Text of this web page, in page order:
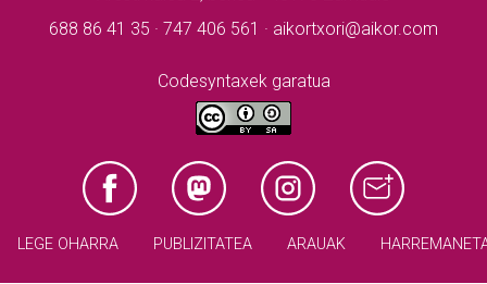
688 86 41 35 · 747 406 561 · aikortxori@aikor.com
Codesyntaxek garatua
LEGE OHARRA PUBLIZITATEA ARAUAK